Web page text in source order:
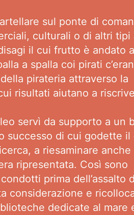
sul ponte di
culturali o di altri tipi
il cui frutto è andato a
a spalla coi pirati
pirateria attraverso la
risultati aiutano a
servì da supporto a un
successo di cui godette il
a riesaminare anche
ripresentata. Così sono
prima dell’assalto
considerazione e
dedicate al mare